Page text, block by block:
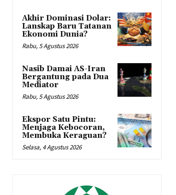
Akhir Dominasi Dolar:
Lanskap Baru Tatanan
Ekonomi Dunia?
Rabu, 5 Agustus 2026
Nasib Damai AS-Iran
Bergantung pada Dua
Mediator
Rabu, 5 Agustus 2026
Ekspor Satu Pintu:
Menjaga Kebocoran,
Membuka Keraguan?
Selasa, 4 Agustus 2026